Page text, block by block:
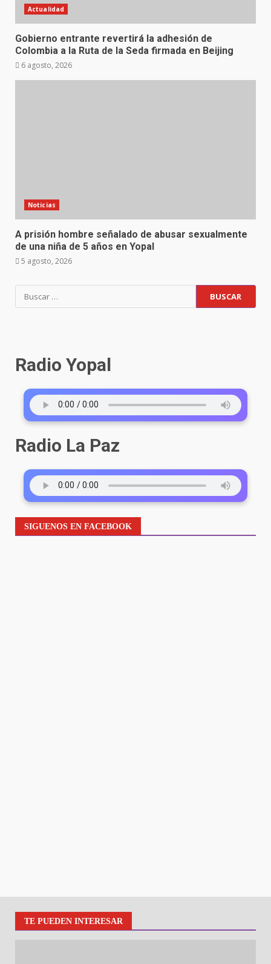
Actualidad
Gobierno entrante revertirá la adhesión de
Colombia a la Ruta de la Seda firmada en Beijing
6 agosto, 2026
Noticias
A prisión hombre señalado de abusar sexualmente
de una niña de 5 años en Yopal
5 agosto, 2026
Radio Yopal
Radio La Paz
SIGUENOS EN FACEBOOK
TE PUEDEN INTERESAR